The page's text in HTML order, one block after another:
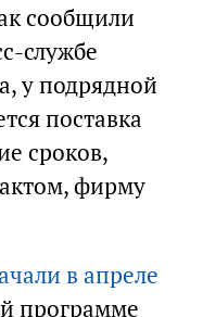
сообщили
службе
у подрядной
поставка
сроков,
фирму
в апреле
программе